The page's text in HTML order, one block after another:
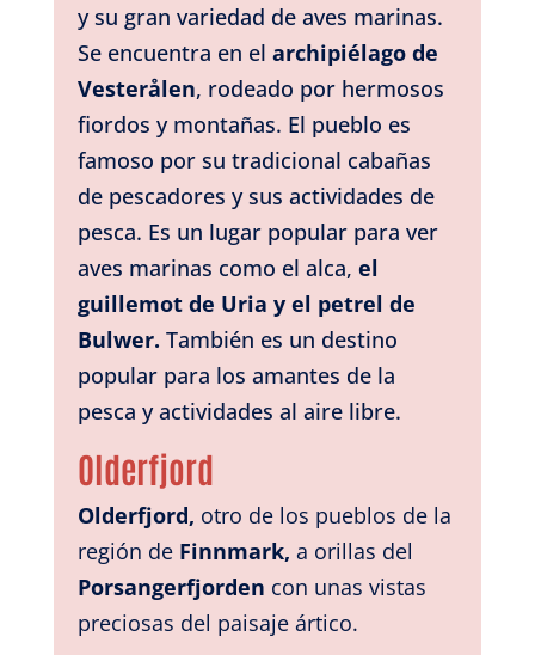
y su gran variedad de aves marinas.
Se encuentra en el archipiélago de
Vesterålen, rodeado por hermosos
fiordos y montañas. El pueblo es
famoso por su tradicional cabañas
de pescadores y sus actividades de
pesca. Es un lugar popular para ver
aves marinas como el alca, el
guillemot de Uria y el petrel de
Bulwer. También es un destino
popular para los amantes de la
pesca y actividades al aire libre.
Olderfjord
Olderfjord, otro de los pueblos de la
región de Finnmark, a orillas del
Porsangerfjorden con unas vistas
preciosas del paisaje ártico.